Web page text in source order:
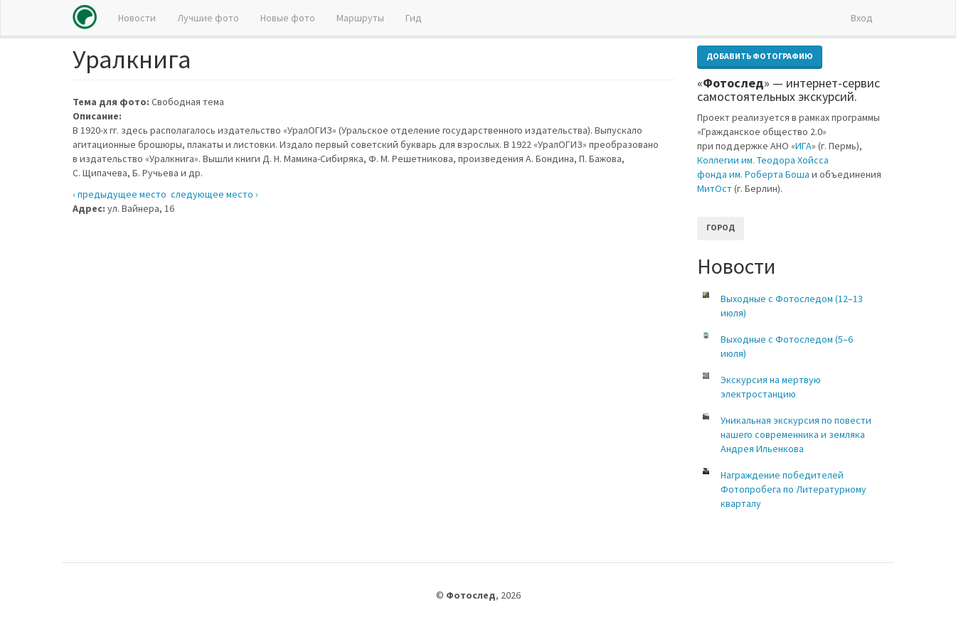
Новости Лучшие фото Новые фото Маршруты Гид Вход
Уралкнига
Тема для фото: Свободная тема
Описание:
В 1920-х гг. здесь располагалось издательство «УралОГИЗ» (Уральское отделение государственного издательства). Выпускало
агитационные брошюры, плакаты и листовки. Издало первый советский букварь для взрослых. В 1922 «УралОГИЗ» преобразовано
в издательство «Уралкнига». Вышли книги Д. Н. Мамина-Сибиряка, Ф. М. Решетникова, произведения А. Бондина, П. Бажова,
С. Щипачева, Б. Ручьева и др.
‹ предыдущее место следующее место ›
Адрес: ул. Вайнера, 16
ДОБАВИТЬ ФОТОГРАФИЮ
«Фотослед» — интернет-сервис
самостоятельных экскурсий.
Проект реализуется в рамках программы
«Гражданское общество 2.0»
при поддержке АНО «ИГА» (г. Пермь),
Коллегии им. Теодора Хойсса
фонда им. Роберта Боша и объединения
МитОст(г. Берлин).
ГОРОД
Новости
Выходные с Фотоследом (12–13
июля)
Выходные с Фотоследом (5–6
июля)
Экскурсия на мертвую
электростанцию
Уникальная экскурсия по повести
нашего современника и земляка
Андрея Ильенкова
Награждение победителей
Фотопробега по Литературному
кварталу
© Фотослед, 2026